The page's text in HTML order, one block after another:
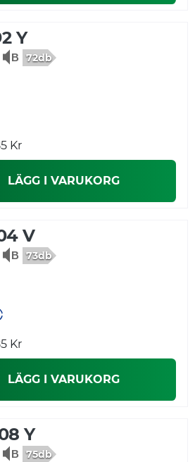
Y
72db
Kr
LÄGG I VARUKORG
V
73db
Kr
LÄGG I VARUKORG
Y
75db